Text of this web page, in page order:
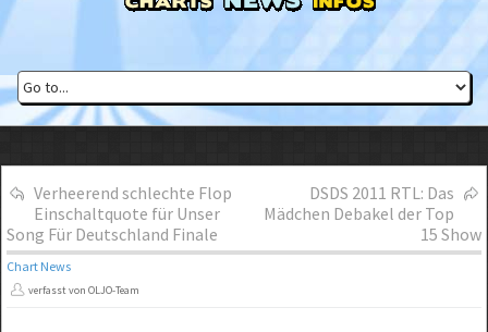
Verheerend schlechte Flop
Einschaltquote für Unser
Song Für Deutschland Finale
DSDS 2011 RTL: Das
Mädchen Debakel der Top
15 Show
Chart News
verfasst von OLJO-Team